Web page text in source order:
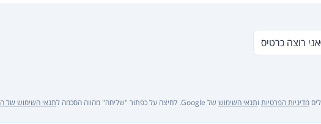
אני רוצה כרטיס
מדיניות הפרטיות ותנאי השימוש של Google. לחיצה על כפתור "שליחה" מהווה הסכמה ל תנאי השימוש של